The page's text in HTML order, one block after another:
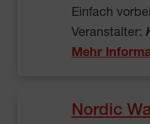
Einfach
Veranstalter:
Mehr
Nordic